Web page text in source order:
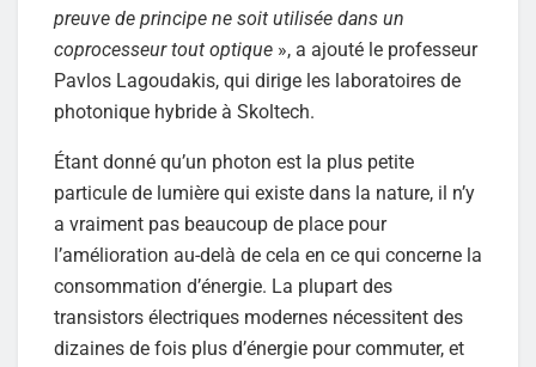
preuve de principe ne soit utilisée dans un
coprocesseur tout optique », a ajouté le professeur
Pavlos Lagoudakis, qui dirige les laboratoires de
photonique hybride à Skoltech.
Étant donné qu’un photon est la plus petite
particule de lumière qui existe dans la nature, il n’y
a vraiment pas beaucoup de place pour
l’amélioration au-delà de cela en ce qui concerne la
consommation d’énergie. La plupart des
transistors électriques modernes nécessitent des
dizaines de fois plus d’énergie pour commuter, et